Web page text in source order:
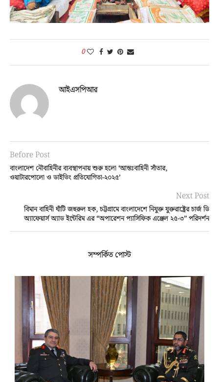
0
আইএসপিআর
Before Post
বাংলাদেশ নৌবাহিনীর ব্যবস্থাপনায় শুরু হলো ‘আন্তঃবাহিনী সাঁতার,
ওয়াটারপোলো ও ডাইভিং প্রতিযোগিতা-২০২৫’
Next Post
বিমান বাহিনী ঘাঁটি জহুরুল হক, চট্টগ্রামে বাংলাদেশে নিযুক্ত যুক্তরাষ্ট্রের চার্জ ডি
অ্যাফেয়ার্স অ্যাড ইন্টেরিম এর “অপারেশন প্যাসিফিক এঞ্জেল ২৫-৩’’ পরিদর্শন
সম্পর্কিত পোস্ট